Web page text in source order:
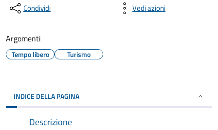
Condividi Vedi azioni
Argomenti
Tempo libero Turismo
INDICE DELLA PAGINA
Descrizione